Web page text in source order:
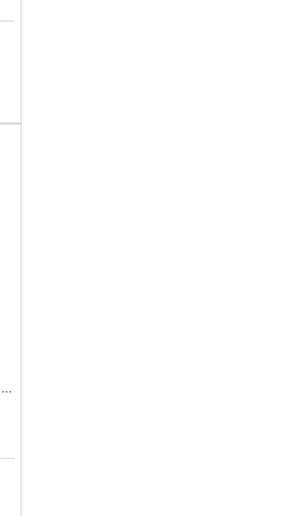
DEBORAH 10 Days long lak za nokte 523